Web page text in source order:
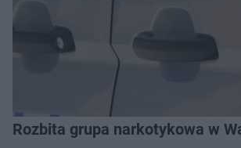
Rozbita grupa narkotykowa w